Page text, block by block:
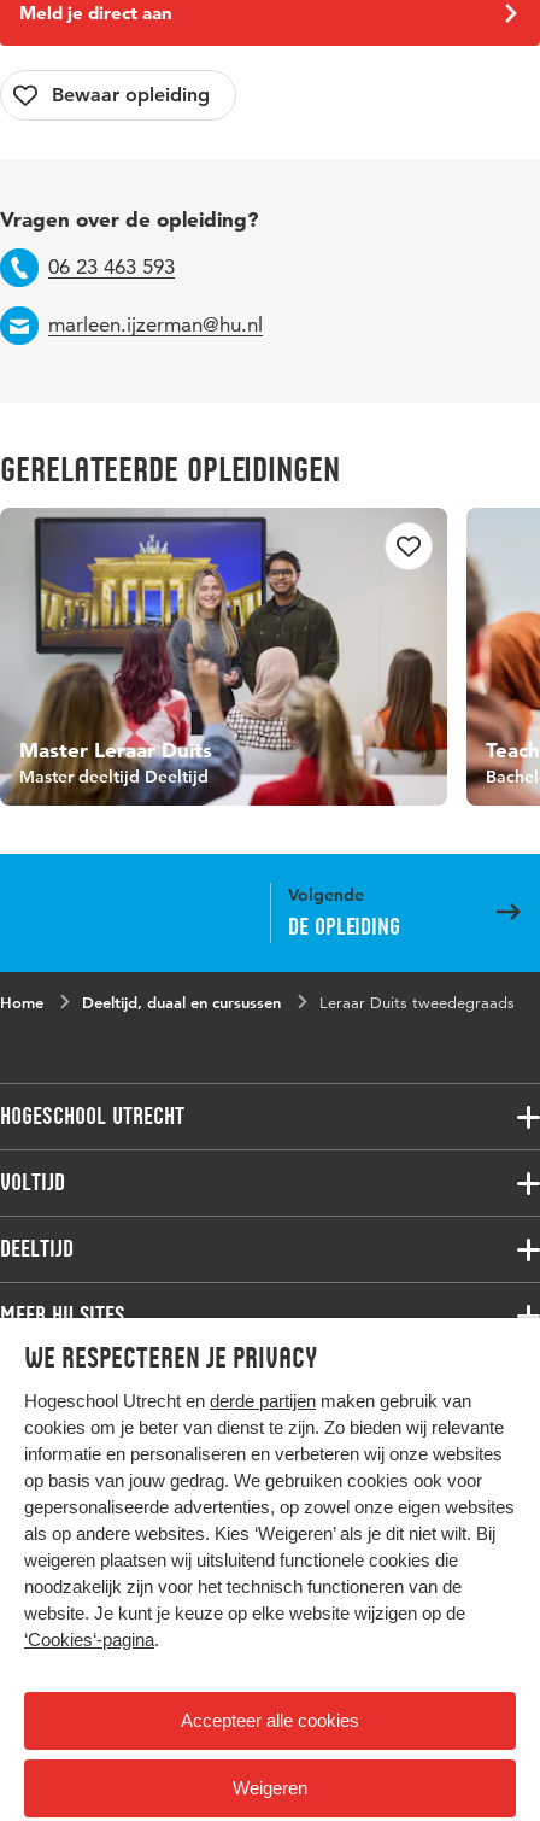
We respecteren je privacy
Hogeschool Utrecht en derde partijen maken gebruik van
cookies om je beter van dienst te zijn. Zo bieden wij relevante
informatie en personaliseren en verbeteren wij onze websites
op basis van jouw gedrag. We gebruiken cookies ook voor
gepersonaliseerde advertenties, op zowel onze eigen websites
als op andere websites. Kies ‘Weigeren’ als je dit niet wilt. Bij
weigeren plaatsen wij uitsluitend functionele cookies die
noodzakelijk zijn voor het technisch functioneren van de
website. Je kunt je keuze op elke website wijzigen op de
‘Cookies‘-pagina.
Accepteer alle cookies
Weigeren
Meld je direct aan
Vragen over de opleiding?
Telefoon
06 23 463 593
Email
marleen.ijzerman@hu.nl
Gerelateerde opleidingen
Master Leraar Duits
Master deeltijd Deeltijd
Volgende
De opleiding
Home Deeltijd, duaal en cursussen Leraar Duits tweedegraads
Hogeschool Utrecht
Voltijdopleidingen
Deeltijdopleidingen
Onderzoek
Werken bij de HU
Contact
Voltijd
Associate degree
Bachelor
Master
Studiekeuze voltijd
Deeltijd
Associate degree
Bachelor
Master
Post-master
Studiekeuze deeltijd
Meer HU sites
HU International
HU Bibliotheek
HU Ontwikkelt
Duurzame HU
Intranet
Trajectum
Hier komt alles samen
Colofon
Privacy
Cookies
Nieuwsbrief
Hoog contrast
© 2026 Hogeschool Utrecht